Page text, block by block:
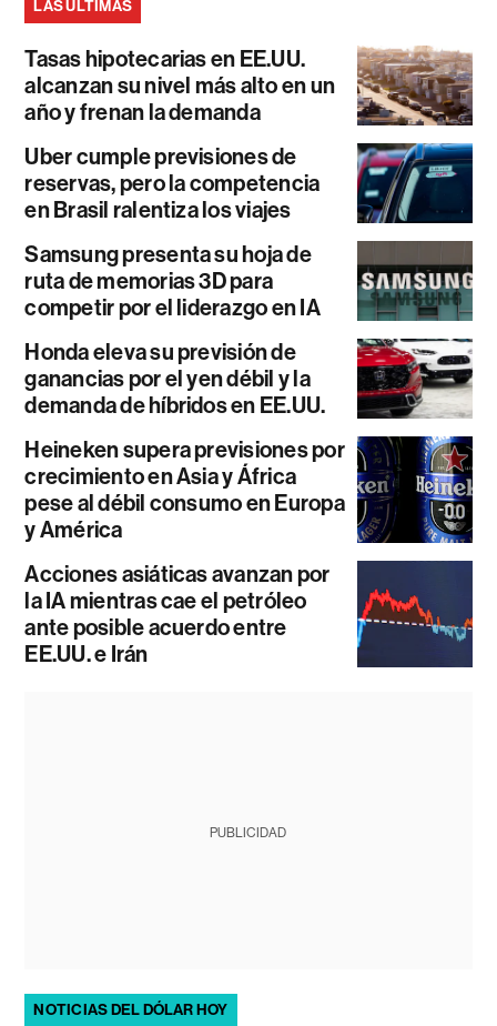
LAS ÚLTIMAS
Tasas hipotecarias en EE.UU.
alcanzan su nivel más alto en un
año y frenan la demanda
Uber cumple previsiones de
reservas, pero la competencia
en Brasil ralentiza los viajes
Samsung presenta su hoja de
ruta de memorias 3D para
competir por el liderazgo en IA
Honda eleva su previsión de
ganancias por el yen débil y la
demanda de híbridos en EE.UU.
Heineken supera previsiones por
crecimiento en Asia y África
pese al débil consumo en Europa
y América
Acciones asiáticas avanzan por
la IA mientras cae el petróleo
ante posible acuerdo entre
EE.UU. e Irán
PUBLICIDAD
NOTICIAS DEL DÓLAR HOY